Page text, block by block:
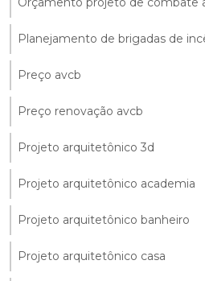
Planejamento de brigadas de
Preço avcb
Preço renovação avcb
Projeto arquitetônico 3d
Projeto arquitetônico academia
Projeto arquitetônico banheiro
Projeto arquitetônico casa